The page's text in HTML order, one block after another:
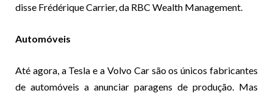
disse Frédérique Carrier, da RBC Wealth Management.
Automóveis
Até agora, a Tesla e a Volvo Car são os únicos fabricantes
de automóveis a anunciar paragens de produção. Mas